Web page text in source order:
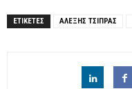
ΕΤΙΚΕΤΕΣ ΑΛΕΞΗΣ ΤΣΙΠΡΑΣ